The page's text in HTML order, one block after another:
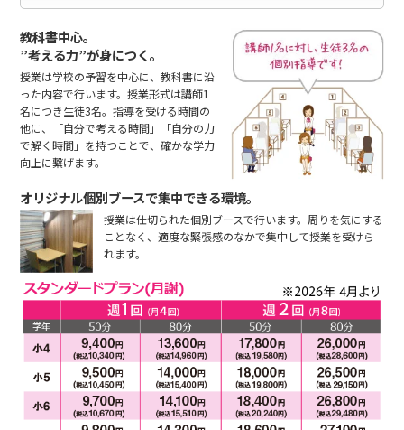
教科書中心。
”考える力”が身につく。
授業は学校の予習を中心に、教科書に沿
った内容で行います。授業形式は講師1
名につき生徒3名。指導を受ける時間の
他に、「自分で考える時間」「自分の力
で解く時間」を持つことで、確かな学力
向上に繋げます。
オリジナル個別ブースで集中できる環境。
授業は仕切られた個別ブースで行います。周りを気にする
ことなく、適度な緊張感のなかで集中して授業を受けら
れます。